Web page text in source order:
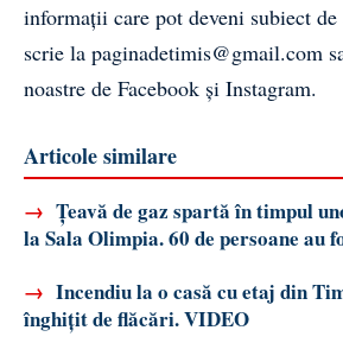
informații care pot deveni subiect
scrie la paginadetimis@gmail.com
noastre de Facebook și Instagram.
Articole similare
→ Țeavă de gaz spartă în timpul
la Sala Olimpia. 60 de persoane au
→ Incendiu la o casă cu etaj din
înghițit de flăcări. VIDEO